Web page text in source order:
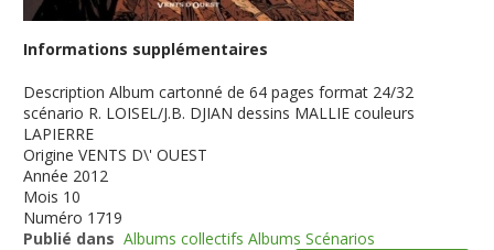
Informations supplémentaires
Description Album cartonné de 64 pages format 24/32
scénario R. LOISEL/J.B. DJIAN dessins MALLIE couleurs
LAPIERRE
Origine VENTS D\' OUEST
Année 2012
Mois 10
Numéro 1719
Publié dans Albums collectifs Albums Scénarios